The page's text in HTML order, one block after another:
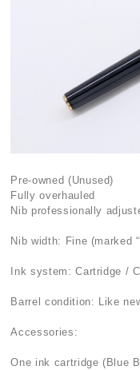
Pre-owned (Unused)
Fully overhauled
Nib professionally
Nib width: Fine (marked “
Ink system: Cartridge /
Barrel condition: Like
Accessories:
One ink cartridge (Blue